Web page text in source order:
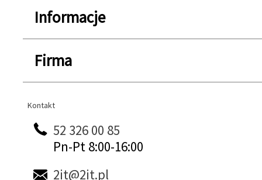
Informacje
Firma
Kontakt
Kontakt
52 326 00 85
Pn-Pt 8:00-16:00
2it@2it.pl